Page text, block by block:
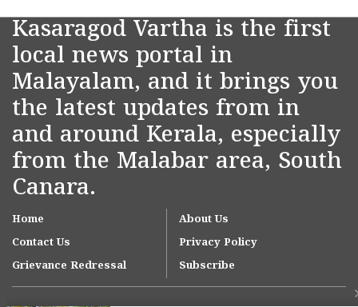
Kasaragod Vartha is the first
local news portal in
Malayalam, and it brings you
the latest updates from in
and around Kerala, especially
from the Malabar area, South
Canara.
Home
About Us
Contact Us
Privacy Policy
Grievance Redressal
Subscribe